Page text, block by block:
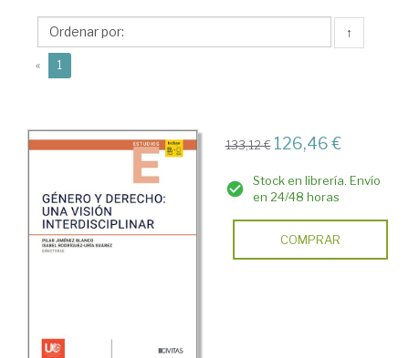
Suárez,
Isabel
↑
« 1
133,12 € 126,46 €
Stock en librería. Envío
en 24/48 horas
COMPRAR